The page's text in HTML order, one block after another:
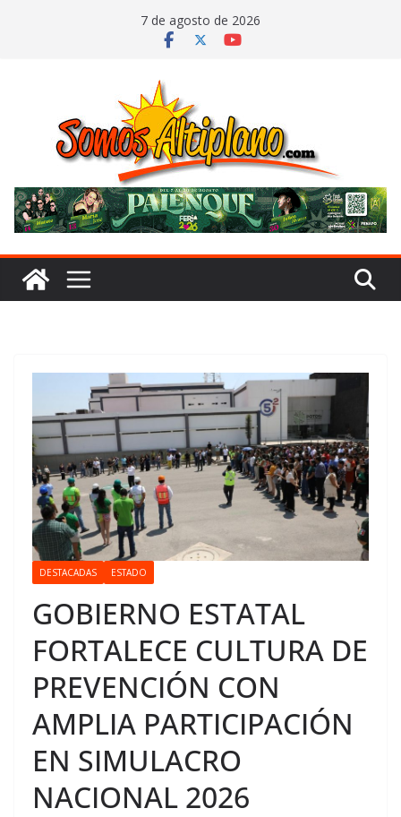
7 de agosto de 2026
DESTACADAS ESTADO
GOBIERNO ESTATAL
FORTALECE CULTURA DE
PREVENCIÓN CON
AMPLIA PARTICIPACIÓN
EN SIMULACRO
NACIONAL 2026